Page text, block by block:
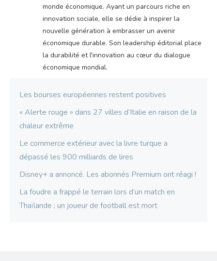
monde économique. Ayant un parcours riche en
innovation sociale, elle se dédie à inspirer la
nouvelle génération à embrasser un avenir
économique durable. Son leadership éditorial place
la durabilité et l'innovation au cœur du dialogue
économique mondial.
Les bourses européennes restent positives
« Alerte rouge » dans 27 villes d’Italie en raison de la
chaleur extrême
Le commerce extérieur avec la livre turque a
dépassé les 900 milliards de lires
Disney+ a annoncé. Les abonnés Premium ont réagi !
La foudre a frappé le terrain lors d’un match en
Thaïlande ; un joueur de football est mort